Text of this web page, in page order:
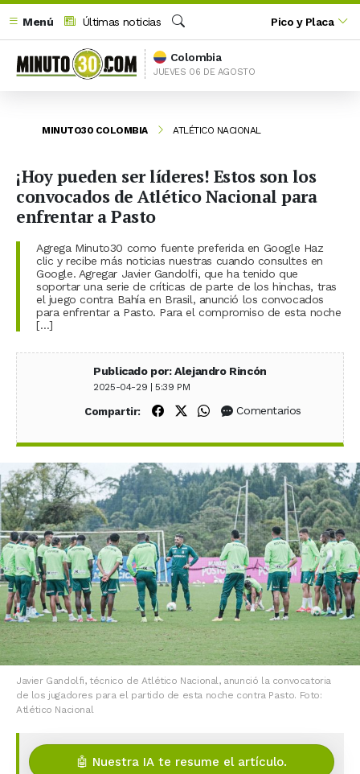
Menú
Últimas noticias
Buscar
Pico y Placa
Colombia
JUEVES 06 DE AGOSTO
MINUTO30 COLOMBIA ATLÉTICO NACIONAL
¡Hoy pueden ser líderes! Estos son los
convocados de Atlético Nacional para
enfrentar a Pasto
Agrega Minuto30 como fuente preferida en Google Haz
clic y recibe más noticias nuestras cuando consultes en
Google. Agregar Javier Gandolfi, que ha tenido que
soportar una serie de críticas de parte de los hinchas, tras
el juego contra Bahía en Brasil, anunció los convocados
para enfrentar a Pasto. Para el compromiso de esta noche
[…]
Publicado por: Alejandro Rincón
2025-04-29 | 5:39 PM
Compartir: Compartir en Facebook
Compartir en X (Twitter)
Compartir en WhatsApp
Comentarios
Javier Gandolfi, técnico de Atlético Nacional, anunció la convocatoria
de los jugadores para el partido de esta noche contra Pasto. Foto:
Atlético Nacional
🤖 Nuestra IA te resume el artículo.